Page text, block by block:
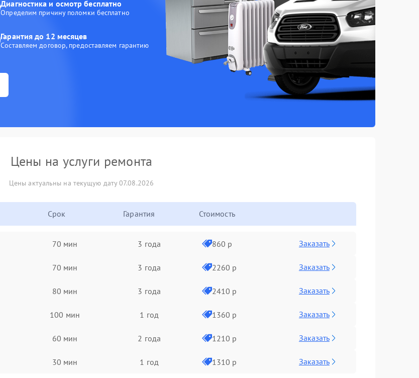
Диагностика и осмотр бесплатно
Определим причину поломки бесплатно
Гарантия до 12 месяцев
Составляем договор, предоставляем гарантию
Цены на услуги ремонта
Цены актуальны на текущую дату 07.08.2026
Срок Гарантия Стоимость
70 мин 3 года 860 р Заказать
70 мин 3 года 2260 р Заказать
80 мин 3 года 2410 р Заказать
100 мин 1 год 1360 р Заказать
60 мин 2 года 1210 р Заказать
30 мин 1 год 1310 р Заказать